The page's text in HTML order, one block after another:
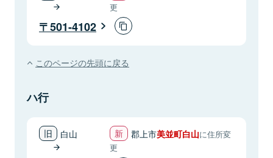
更
501-4102
このページの先頭に戻る
ハ行
白山 郡上市美並町白山に住所変
更